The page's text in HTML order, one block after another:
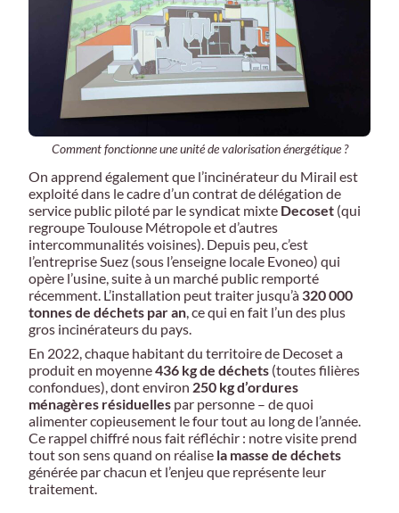
Comment fonctionne une unité de valorisation énergétique ?
On apprend également que l’incinérateur du Mirail est
exploité dans le cadre d’un contrat de délégation de
service public piloté par le syndicat mixte Decoset (qui
regroupe Toulouse Métropole et d’autres
intercommunalités voisines). Depuis peu, c’est
l’entreprise Suez (sous l’enseigne locale Evoneo) qui
opère l’usine, suite à un marché public remporté
récemment. L’installation peut traiter jusqu’à 320 000
tonnes de déchets par an, ce qui en fait l’un des plus
gros incinérateurs du pays.
En 2022, chaque habitant du territoire de Decoset a
produit en moyenne436 kg de déchets (toutes filières
confondues), dont environ 250 kg d’ordures
ménagères résiduelles par personne – de quoi
alimenter copieusement le four tout au long de l’année.
Ce rappel chiffré nous fait réfléchir : notre visite prend
tout son sens quand on réalise la masse de déchets
générée par chacun et l’enjeu que représente leur
traitement.